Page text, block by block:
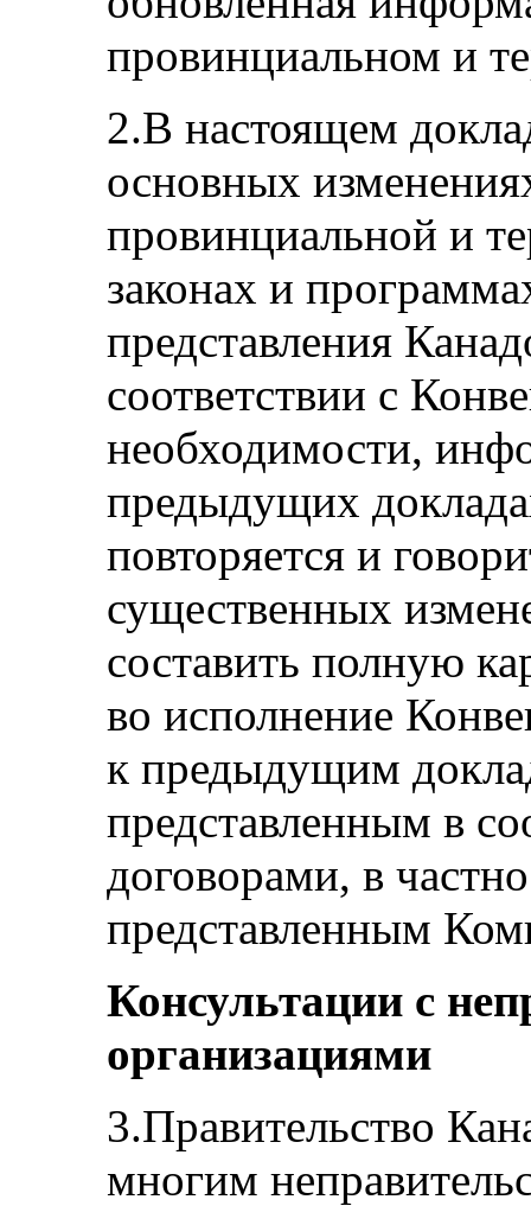
провинциальном и
2.В настоящем
основных
провинциальной и
законах и
представления
соответствии с
необходимости,
предыдущих
повторяется и
существенных
составить полную
во исполнение
к предыдущим
представленным в
договорами, в
представленным
Консультации с
организациями
3.Правительство
многим